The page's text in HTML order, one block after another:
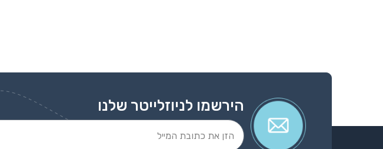
הירשמו לניוזלייטר שלנו